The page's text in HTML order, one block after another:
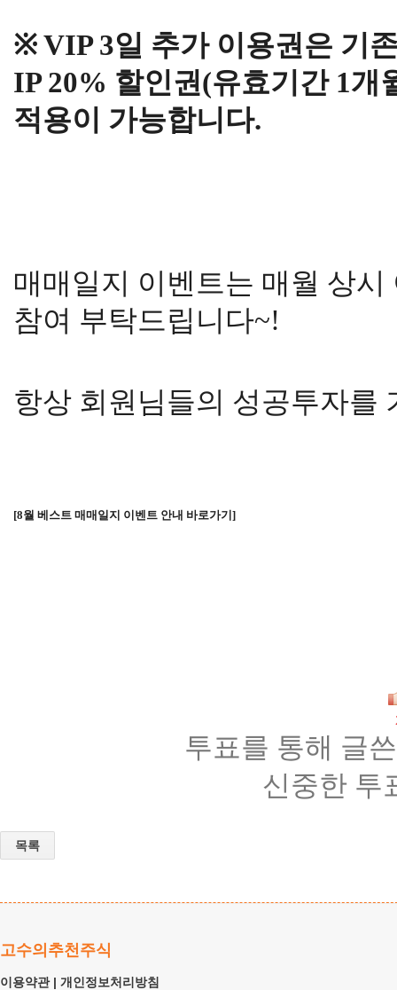
※ VIP 3일 추가 이용권은 기
IP 20% 할인권(유효기간 1개
적용이 가능합니다.
매매일지 이벤트는 매월 상
참여 부탁드립니다~!
항상 회원님들의 성공투자를
[8월 베스트 매매일지 이벤트 안내 바로가기]
투표를 통해 글
신중한 투
목록
고수의추천주식
이용약관| 개인정보처리방침